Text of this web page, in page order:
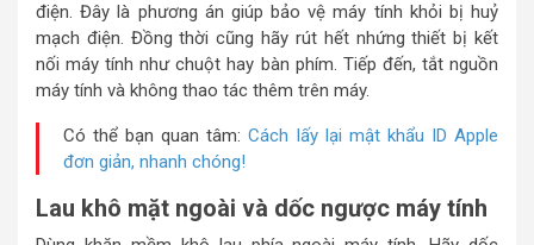
điện. Đây là phương án giúp bảo vệ máy tính khỏi bị huỷ
mạch điện. Đồng thời cũng hãy rút hết nhứng thiết bị kết
nối máy tính như chuột hay bàn phím. Tiếp đến, tắt nguồn
máy tính và không thao tác thêm trên máy.
Có thể bạn quan tâm:Cách lấy lại mật khẩu ID Apple
đơn giản, nhanh chóng!
Lau khô mặt ngoài và dốc ngược máy tính